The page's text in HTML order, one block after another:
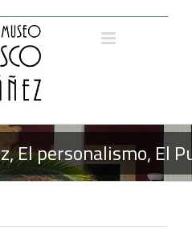
El personalismo, El